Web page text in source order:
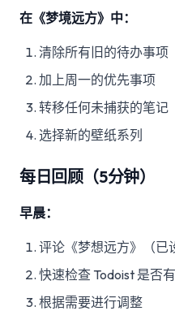
在《梦境远方》中：
清除所有旧的待办事项
加上周一的优先事项
转移任何未捕获的笔记
选择新的壁纸系列
每日回顾（5分钟）
早晨：
评论《梦想远方》（已
快速检查 Todoist 是否
根据需要进行调整